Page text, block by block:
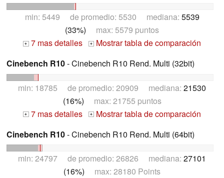
min: 5449 de promedio: 5530 mediana: 5539
(33%) max: 5579 puntos
+ 7 mas detalles +
Mostrar tabla de comparación
Cinebench R10- Cinebench R10 Rend. Multi (32bit)
min: 18785 de promedio: 20909 mediana: 21530
(16%) max: 21755 puntos
+ 7 mas detalles +
Mostrar tabla de comparación
Cinebench R10- Cinebench R10 Rend. Multi (64bit)
min: 24797 de promedio: 26826 mediana: 27101
(16%) max: 28180 Points